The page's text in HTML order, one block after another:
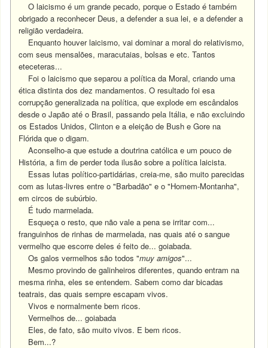
O laicismo é um grande pecado, porque o Estado é também
obrigado a reconhecer Deus, a defender a sua lei, e a defender a
religião verdadeira.
Enquanto houver laicismo, vai dominar a moral do relativismo,
com seus mensalões, maracutaias, bolsas e etc. Tantos
eteceteras...
Foi o laicismo que separou a política da Moral, criando uma
ética distinta dos dez mandamentos. O resultado foi esa
corrupção generalizada na política, que explode em escândalos
desde o Japão até o Brasil, passando pela Itália, e não excluindo
os Estados Unidos, Clinton e a eleição de Bush e Gore na
Flórida que o digam.
Aconselho-a que estude a doutrina católica e um pouco de
História, a fim de perder toda ilusão sobre a política laicista.
Essas lutas político-partidárias, creia-me, são muito parecidas
com as lutas-livres entre o "Barbadão" e o "Homem-Montanha",
em circos de subúrbio.
É tudo marmelada.
Esqueça o resto, que não vale a pena se irritar com...
franguinhos de rinhas de marmelada, nas quais até o sangue
vermelho que escorre deles é feito de... goiabada.
Os galos vermelhos são todos "muy amigos"...
Mesmo provindo de galinheiros diferentes, quando entram na
mesma rinha, eles se entendem. Sabem como dar bicadas
teatrais, das quais sempre escapam vivos.
Vivos e normalmente bem ricos.
Vermelhos de... goiabada
Eles, de fato, são muito vivos. E bem ricos.
Bem...?